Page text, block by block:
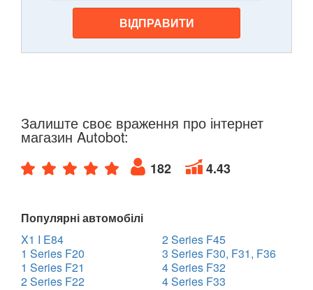
ВІДПРАВИТИ
Залиште своє враження про інтернет
магазин Autobot:
182 4.43
Популярні автомобілі
X1 I E84
1 Series F20
1 Series F21
2 Series F22
2 Series F45
3 Series F30, F31, F36
4 Series F32
4 Series F33